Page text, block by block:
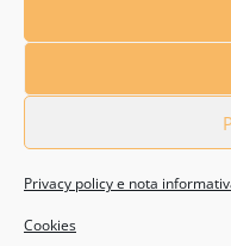
Privacy policy e nota
Cookies
Anche un